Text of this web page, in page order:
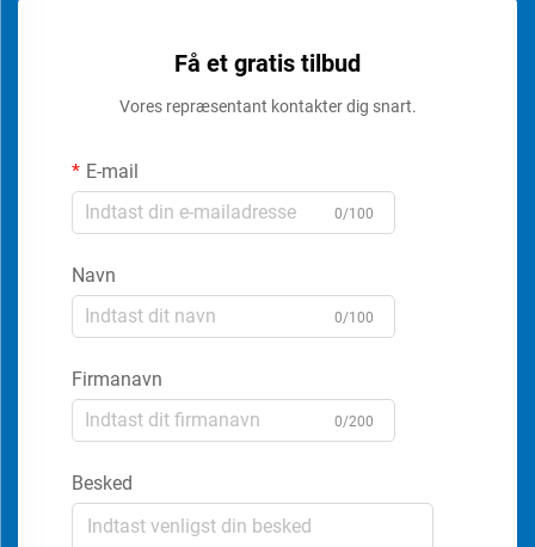
Få et gratis tilbud
Vores repræsentant kontakter dig snart.
E-mail
0/100
Navn
0/100
Firmanavn
0/200
Besked